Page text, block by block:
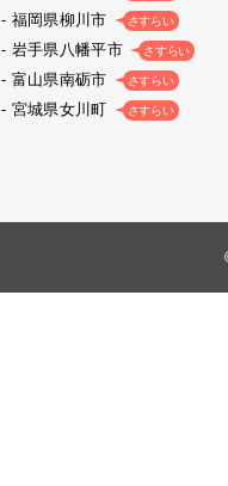
福岡県柳川市 さすらい
岩手県八幡平市 さすらい
富山県南砺市 さすらい
宮城県女川町 さすらい